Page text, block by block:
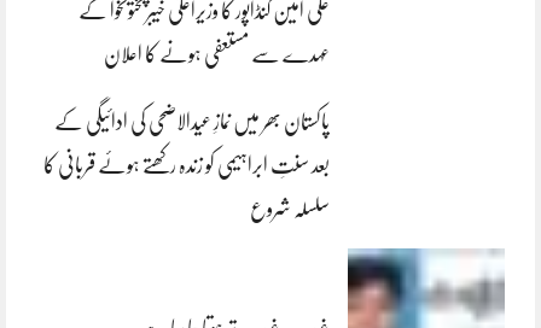
علی امین گنڈاپور کا وزیراعلیٰ خیبرپختونخوا کے
عہدے سے مستعفی ہونے کا اعلان
پاکستان بھر میں نمازِ عیدالاضحی کی ادائیگی کے
بعد سنتِ ابراہیمی کو زندہ رکھتے ہوئے قربانی کا
سلسلہ شروع